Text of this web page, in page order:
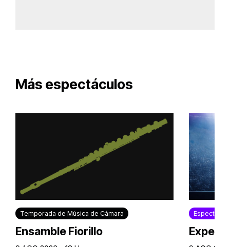
Más espectáculos
Temporada de Música de Cámara
Ensamble Fiorillo